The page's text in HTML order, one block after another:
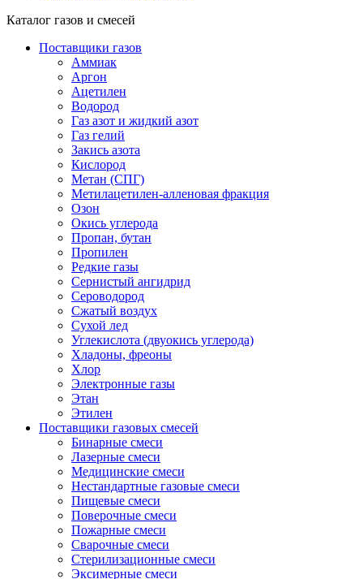
Каталог газов и смесей
Поставщики газов
Аммиак
Аргон
Ацетилен
Водород
Газ азот и жидкий азот
Газ гелий
Закись азота
Кислород
Метан (СПГ)
Метилацетилен-алленовая фракция
Озон
Окись углерода
Пропан, бутан
Пропилен
Редкие газы
Сернистый ангидрид
Сероводород
Сжатый воздух
Сухой лед
Углекислота (двуокись углерода)
Хладоны, фреоны
Хлор
Электронные газы
Этан
Этилен
Поставщики газовых смесей
Бинарные смеси
Лазерные смеси
Медицинские смеси
Нестандартные газовые смеси
Пищевые смеси
Поверочные смеси
Пожарные смеси
Сварочные смеси
Стерилизационные смеси
Эксимерные смеси